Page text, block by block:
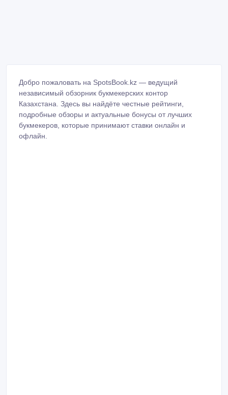
Добро пожаловать на SpotsBook.kz — ведущий
независимый обзорник букмекерских контор
Казахстана. Здесь вы найдёте честные рейтинги,
подробные обзоры и актуальные бонусы от лучших
букмекеров, которые принимают ставки онлайн и
офлайн.